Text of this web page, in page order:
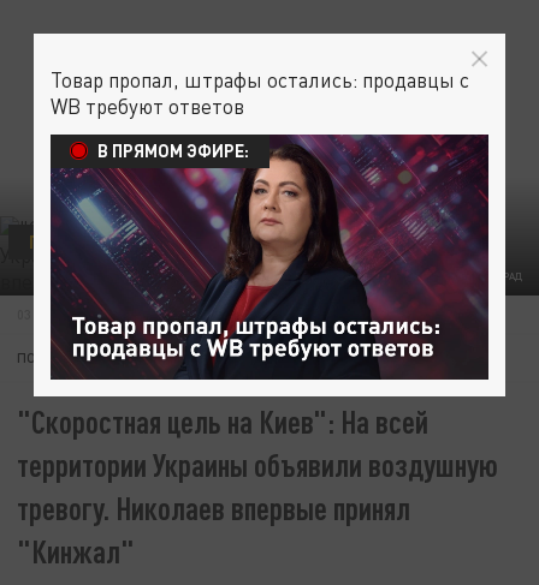
ФОТО: ОЛЕГ РУКАВИЦЫН. ЦАРЬГРАД
ПОЛИТИКА СВО
03 ИЮНЯ 10:20
ПОДПИШИТЕСЬ:
"Скоростная цель на Киев": На всей
территории Украины объявили воздушную
тревогу. Николаев впервые принял
"Кинжал"
Товар пропал, штрафы остались: продавцы с
WB требуют ответов
В ПРЯМОМ ЭФИРЕ: